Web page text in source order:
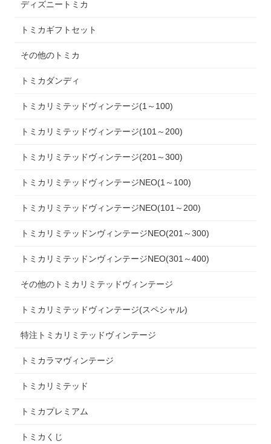
ディズニートミカ
トミカギフトセット
その他のトミカ
トミカダンディ
トミカリミテッドヴィンテージ(1～100)
トミカリミテッドヴィンテージ(101～200)
トミカリミテッドヴィンテージ(201～300)
トミカリミテッドヴィンテージNEO(1～100)
トミカリミテッドヴィンテージNEO(101～200)
トミカリミテッドンヴィンテージNEO(201～300)
トミカリミテッドンヴィンテージNEO(301～400)
その他のトミカリミテッドヴィンテージ
トミカリミテッドヴィンテージ(スペシャル)
特注トミカリミテッドヴィンテージ
トミカラマヴィンテージ
トミカリミテッド
トミカプレミアム
トミカくじ